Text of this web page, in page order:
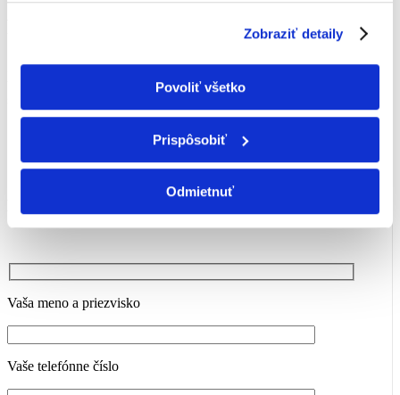
Zobraziť detaily
Povoliť všetko
Prispôsobiť
Odmietnuť
POTREBUJETE PORADIŤ?
Zaujali vás nami ponúkané služby v oblasti klimatizácie,
vzduchotechniky, tepelných čerpadiel či zabezpečovacích
Vaša meno a priezvisko
Vaše telefónne číslo